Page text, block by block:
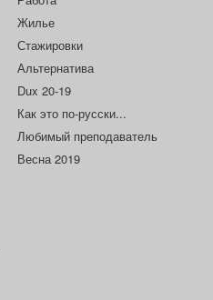
Жилье
Стажировки
Альтернатива
Dux 20-19
Как это по-русски...
Любимый преподаватель
Весна 2019